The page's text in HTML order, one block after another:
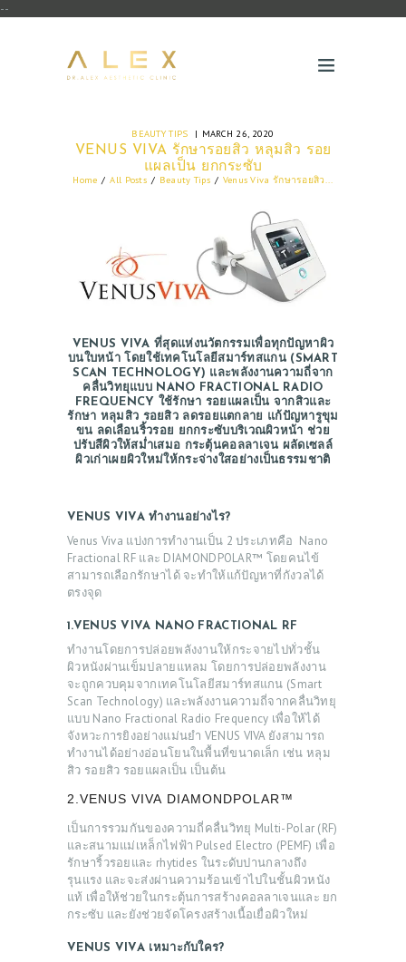
--
BEAUTY TIPS MARCH 26, 2020
VENUS VIVA รักษารอยสิว หลุมสิว รอย
แผลเป็น ยกกระซับ
Home All Posts Beauty Tips Venus Viva รักษารอยสิว...
VENUS VIVA ที่สุดแห่งนวัตกรรมเพื่อทุกปัญหาผิว
บนใบหน้า โดยใช้เทคโนโลยีสมาร์ทสแกน (SMART
SCAN TECHNOLOGY) และพลังงานความถี่จาก
คลื่นวิทยุแบบ NANO FRACTIONAL RADIO
FREQUENCY ใช้รักษา รอยแผลเป็น จากสิวและ
รักษา หลุมสิว รอยสิว ลดรอยแตกลาย แก้ปัญหารูขุม
ขน ลดเลือนริ้วรอย ยกกระซับบริเวณผิวหน้า ช่วย
ปรับสีผิวให้สม่ำเสมอ กระตุ้นคอลลาเจน ผลัดเซลล์
ผิวเก่าเผยผิวใหม่ให้กระจ่างใสอย่างเป็นธรรมชาติ
VENUS VIVAทำงานอย่างไร?
Venus Viva แบ่งการทำงานเป็น 2 ประเภทคือ Nano
Fractional RF และ DIAMONDPOLAR™ โดยคนไข้
สามารถเลือกรักษาได้ จะทำให้แก้ปัญหาที่กังวลได้
ตรงจุด
1.VENUS VIVA NANO FRACTIONAL RF
ทำงานโดยการปล่อยพลังงานให้กระจายไปทั่วชั้น
ผิวหนังผ่านเข็มปลายแหลม โดยการปล่อยพลังงาน
จะถูกควบคุมจากเทคโนโลยีสมาร์ทสแกน (Smart
Scan Technology) และพลังงานความถี่จากคลื่นวิทยุ
แบบ Nano Fractional Radio Frequency เพื่อให้ได้
จังหวะการยิงอย่างแม่นยำ VENUS VIVA ยังสามารถ
ทำงานได้อย่างอ่อนโยนในพื้นที่ขนาดเล็ก เช่น หลุม
สิว รอยสิว รอยแผลเป็น เป็นต้น
2.VENUS VIVA DIAMONDPOLAR™
เป็นการรวมกันของความถี่คลื่นวิทยุ Multi-Polar (RF)
และสนามแม่เหล็กไฟฟ้า Pulsed Electro (PEMF) เพื่อ
รักษาริ้วรอยและ rhytides ในระดับปานกลางถึง
รุนแรง และจะส่งผ่านความร้อนเข้าไปในชั้นผิวหนัง
แท้ เพื่อให้ช่วยในกระตุ้นการสร้างคอลลาเจนและ ยก
กระซับ และยังช่วยจัดโครงสร้างเนื้อเยื่อผิวใหม่
VENUS VIVA เหมาะกับใคร?